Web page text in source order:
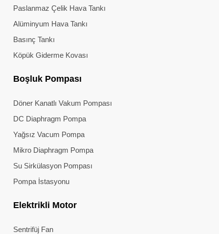
Paslanmaz Çelik Hava Tankı
Alüminyum Hava Tankı
Basınç Tankı
Köpük Giderme Kovası
Boşluk Pompası
Döner Kanatlı Vakum Pompası
DC Diaphragm Pompa
Yağsız Vacum Pompa
Mikro Diaphragm Pompa
Su Sirkülasyon Pompası
Pompa İstasyonu
Elektrikli Motor
Sentrifüj Fan